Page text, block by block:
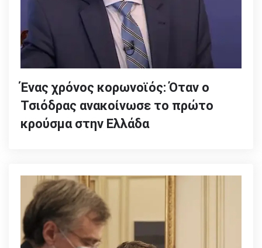
Ένας χρόνος κορωνοϊός: Όταν ο
Τσιόδρας ανακοίνωσε το πρώτο
κρούσμα στην Ελλάδα